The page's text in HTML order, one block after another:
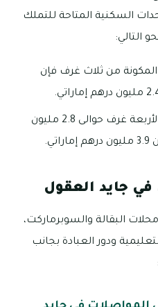
السكنية المتاحة للتملك
التالي:
من ثلاث غرف فإن
تبدأ أسعار تملك العقارات الأربعة غرف حوالى 2.8 مليون
في جايد العقول
البقالة والسوبرماركت،
ودور العبادة بجانب